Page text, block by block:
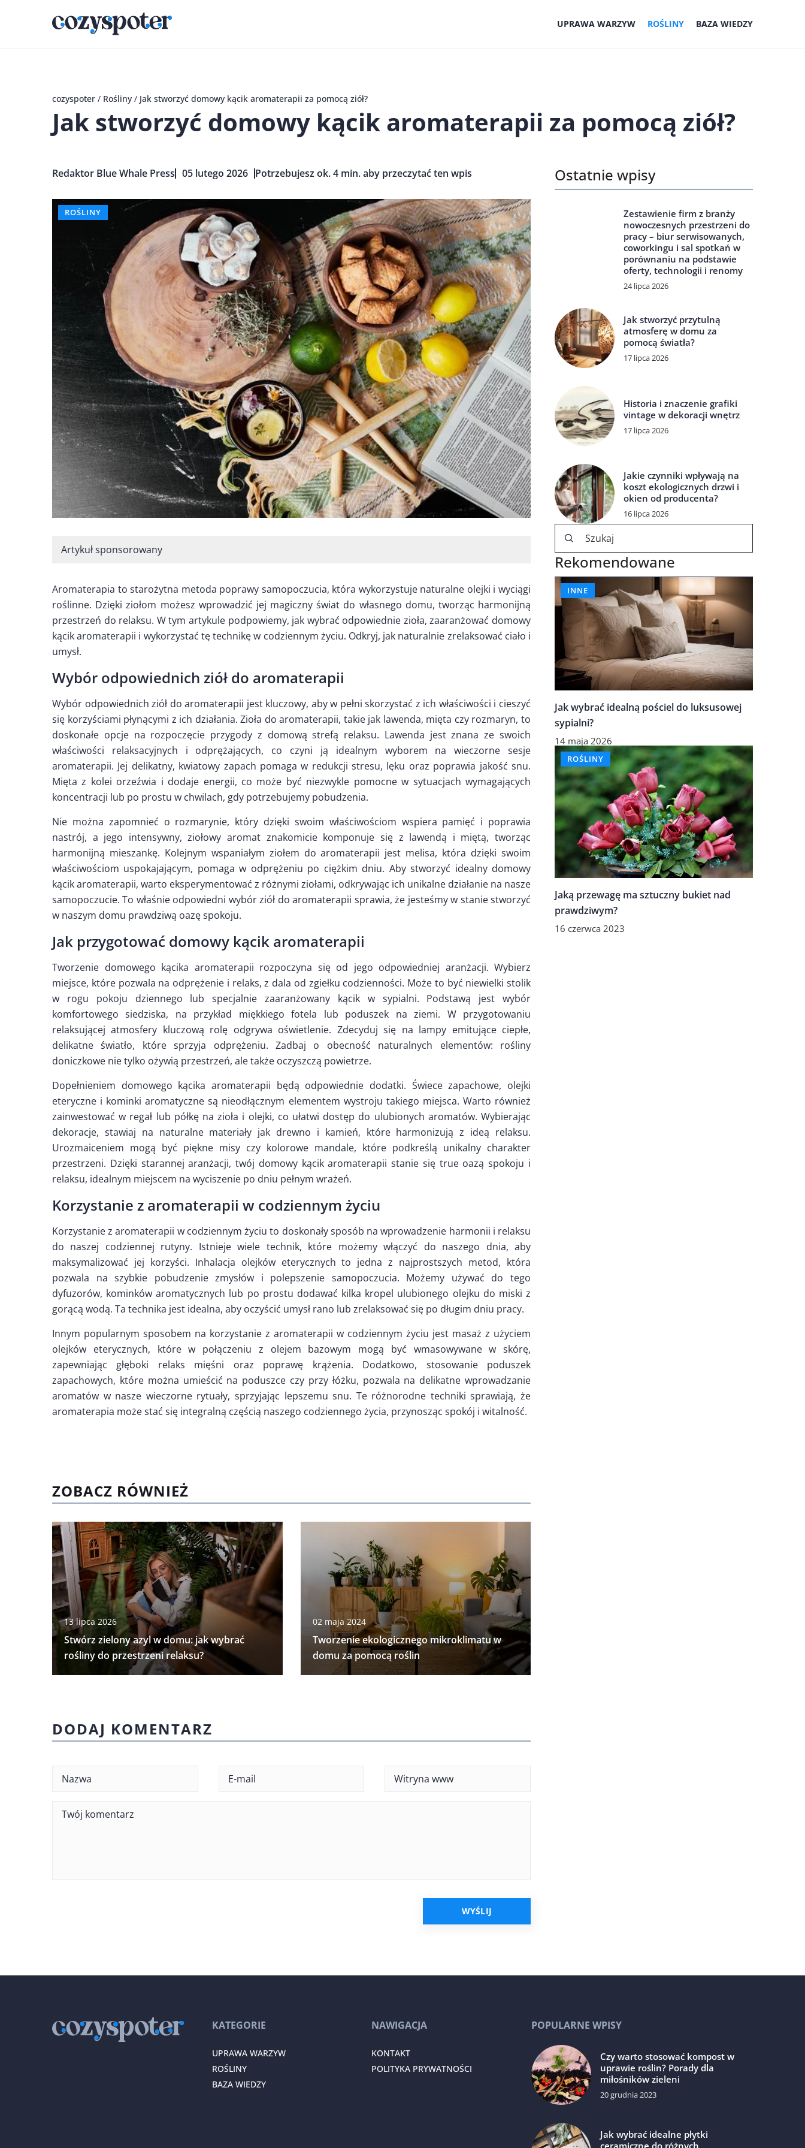
UPRAWA WARZYW ROŚLINY BAZA WIEDZY
cozyspoter / Rośliny / Jak stworzyć domowy kącik aromaterapii za pomocą ziół?
Jak stworzyć domowy kącik aromaterapii za pomocą ziół?
Redaktor Blue Whale Press 05 lutego 2026 Potrzebujesz ok. 4 min. aby przeczytać ten wpis
ROŚLINY
Artykuł sponsorowany
Aromaterapia to starożytna metoda poprawy samopoczucia, która wykorzystuje naturalne olejki i wyciągi
roślinne. Dzięki ziołom możesz wprowadzić jej magiczny świat do własnego domu, tworząc harmonijną
przestrzeń do relaksu. W tym artykule podpowiemy, jak wybrać odpowiednie zioła, zaaranżować domowy
kącik aromaterapii i wykorzystać tę technikę w codziennym życiu. Odkryj, jak naturalnie zrelaksować ciało i
umysł.
Wybór odpowiednich ziół do aromaterapii
Wybór odpowiednich ziół do aromaterapii jest kluczowy, aby w pełni skorzystać z ich właściwości i cieszyć
się korzyściami płynącymi z ich działania. Zioła do aromaterapii, takie jak lawenda, mięta czy rozmaryn, to
doskonałe opcje na rozpoczęcie przygody z domową strefą relaksu. Lawenda jest znana ze swoich
właściwości relaksacyjnych i odprężających, co czyni ją idealnym wyborem na wieczorne sesje
aromaterapii. Jej delikatny, kwiatowy zapach pomaga w redukcji stresu, lęku oraz poprawia jakość snu.
Mięta z kolei orzeźwia i dodaje energii, co może być niezwykle pomocne w sytuacjach wymagających
koncentracji lub po prostu w chwilach, gdy potrzebujemy pobudzenia.
Nie można zapomnieć o rozmarynie, który dzięki swoim właściwościom wspiera pamięć i poprawia
nastrój, a jego intensywny, ziołowy aromat znakomicie komponuje się z lawendą i miętą, tworząc
harmonijną mieszankę. Kolejnym wspaniałym ziołem do aromaterapii jest melisa, która dzięki swoim
właściwościom uspokajającym, pomaga w odprężeniu po ciężkim dniu. Aby stworzyć idealny domowy
kącik aromaterapii, warto eksperymentować z różnymi ziołami, odkrywając ich unikalne działanie na nasze
samopoczucie. To właśnie odpowiedni wybór ziół do aromaterapii sprawia, że jesteśmy w stanie stworzyć
w naszym domu prawdziwą oazę spokoju.
Jak przygotować domowy kącik aromaterapii
Tworzenie domowego kącika aromaterapii rozpoczyna się od jego odpowiedniej aranżacji. Wybierz
miejsce, które pozwala na odprężenie i relaks, z dala od zgiełku codzienności. Może to być niewielki stolik
w rogu pokoju dziennego lub specjalnie zaaranżowany kącik w sypialni. Podstawą jest wybór
komfortowego siedziska, na przykład miękkiego fotela lub poduszek na ziemi. W przygotowaniu
relaksującej atmosfery kluczową rolę odgrywa oświetlenie. Zdecyduj się na lampy emitujące ciepłe,
delikatne światło, które sprzyja odprężeniu. Zadbaj o obecność naturalnych elementów: rośliny
doniczkowe nie tylko ożywią przestrzeń, ale także oczyszczą powietrze.
Dopełnieniem domowego kącika aromaterapii będą odpowiednie dodatki. Świece zapachowe, olejki
eteryczne i kominki aromatyczne są nieodłącznym elementem wystroju takiego miejsca. Warto również
zainwestować w regał lub półkę na zioła i olejki, co ułatwi dostęp do ulubionych aromatów. Wybierając
dekoracje, stawiaj na naturalne materiały jak drewno i kamień, które harmonizują z ideą relaksu.
Urozmaiceniem mogą być piękne misy czy kolorowe mandale, które podkreślą unikalny charakter
przestrzeni. Dzięki starannej aranżacji, twój domowy kącik aromaterapii stanie się true oazą spokoju i
relaksu, idealnym miejscem na wyciszenie po dniu pełnym wrażeń.
Korzystanie z aromaterapii w codziennym życiu
Korzystanie z aromaterapii w codziennym życiu to doskonały sposób na wprowadzenie harmonii i relaksu
do naszej codziennej rutyny. Istnieje wiele technik, które możemy włączyć do naszego dnia, aby
maksymalizować jej korzyści. Inhalacja olejków eterycznych to jedna z najprostszych metod, która
pozwala na szybkie pobudzenie zmysłów i polepszenie samopoczucia. Możemy używać do tego
dyfuzorów, kominków aromatycznych lub po prostu dodawać kilka kropel ulubionego olejku do miski z
gorącą wodą. Ta technika jest idealna, aby oczyścić umysł rano lub zrelaksować się po długim dniu pracy.
Innym popularnym sposobem na korzystanie z aromaterapii w codziennym życiu jest masaż z użyciem
olejków eterycznych, które w połączeniu z olejem bazowym mogą być wmasowywane w skórę,
zapewniając głęboki relaks mięśni oraz poprawę krążenia. Dodatkowo, stosowanie poduszek
zapachowych, które można umieścić na poduszce czy przy łóżku, pozwala na delikatne wprowadzanie
aromatów w nasze wieczorne rytuały, sprzyjając lepszemu snu. Te różnorodne techniki sprawiają, że
aromaterapia może stać się integralną częścią naszego codziennego życia, przynosząc spokój i witalność.
ZOBACZ RÓWNIEŻ
13 lipca 2026
Stwórz zielony azyl w domu: jak wybrać
rośliny do przestrzeni relaksu?
02 maja 2024
Tworzenie ekologicznego mikroklimatu w
domu za pomocą roślin
Ostatnie wpisy
Zestawienie firm z branży
nowoczesnych przestrzeni do
pracy – biur serwisowanych,
coworkingu i sal spotkań w
porównaniu na podstawie
oferty, technologii i renomy
24 lipca 2026
Jak stworzyć przytulną
atmosferę w domu za
pomocą światła?
17 lipca 2026
Historia i znaczenie grafiki
vintage w dekoracji wnętrz
17 lipca 2026
Jakie czynniki wpływają na
koszt ekologicznych drzwi i
okien od producenta?
16 lipca 2026
Rekomendowane
INNE
Jak wybrać idealną pościel do luksusowej
sypialni?
14 maja 2026
ROŚLINY
Jaką przewagę ma sztuczny bukiet nad
prawdziwym?
16 czerwca 2023
DODAJ KOMENTARZ
KATEGORIE
UPRAWA WARZYW
ROŚLINY
BAZA WIEDZY
NAWIGACJA
KONTAKT
POLITYKA PRYWATNOŚCI
POPULARNE WPISY
Czy warto stosować kompost w
uprawie roślin? Porady dla
miłośników zieleni
20 grudnia 2023
Jak wybrać idealne płytki